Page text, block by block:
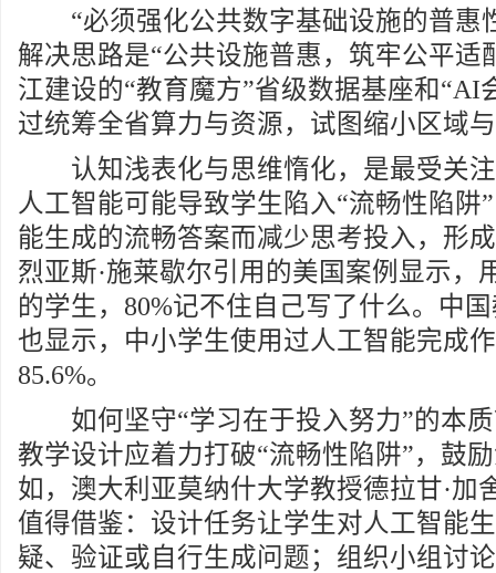
“必须强化公共数字基础设施的普惠
解决思路是“公共设施普惠，筑牢公平适
江建设的“教育魔方”省级数据基座和“AI
过统筹全省算力与资源，试图缩小区域
认知浅表化与思维惰化，是最受关注
人工智能可能导致学生陷入“流畅性陷阱
能生成的流畅答案而减少思考投入，形
烈亚斯·施莱歇尔引用的美国案例显示，
的学生，80%记不住自己写了什么。中
也显示，中小学生使用过人工智能完成
85.6%。
如何坚守“学习在于投入努力”的本质
教学设计应着力打破“流畅性陷阱”，鼓
如，澳大利亚莫纳什大学教授德拉甘·加
值得借鉴：设计任务让学生对人工智能
疑、验证或自行生成问题；组织小组讨